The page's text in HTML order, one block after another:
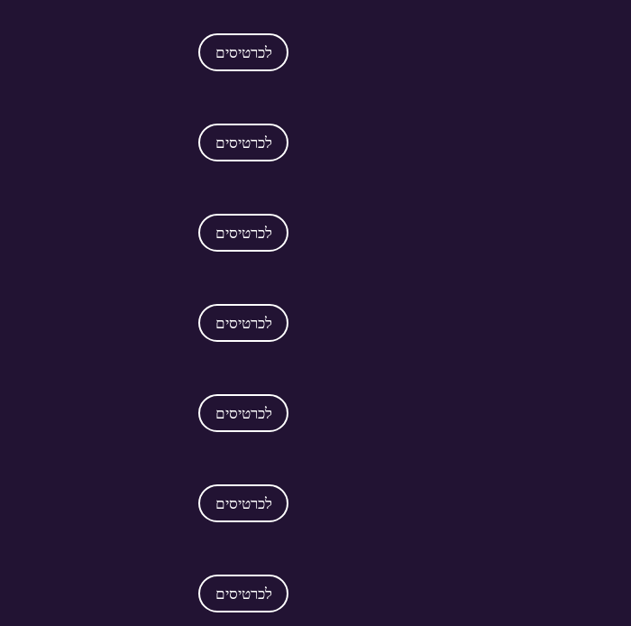
לכרטיסים
לכרטיסים
לכרטיסים
לכרטיסים
לכרטיסים
לכרטיסים
לכרטיסים